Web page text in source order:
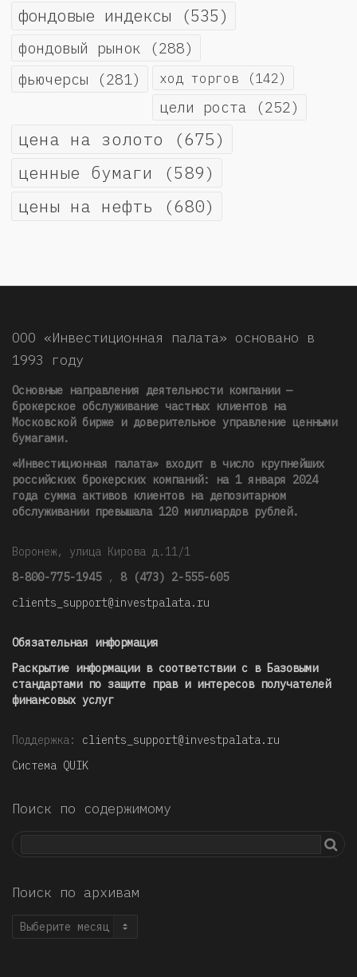
фондовые индексы (535)
фондовый рынок (288)
фьючерсы (281) ход торгов (142)
цели роста (252)
цена на золото (675)
ценные бумаги (589)
цены на нефть (680)
ООО «Инвестиционная палата» основано в
1993 году
Основные направления деятельности компании —
брокерское обслуживание частных клиентов на
Московской бирже и доверительное управление ценными
бумагами.
«Инвестиционная палата» входит в число крупнейших
российских брокерских компаний: на 1 января 2024
года сумма активов клиентов на депозитарном
обслуживании превышала 120 миллиардов рублей.
Воронеж, улица Кирова д.11/1
8-800-775-1945 , 8 (473) 2-555-605
clients_support@investpalata.ru
Обязательная информация
Раскрытие информации в соответствии с в Базовыми
стандартами по защите прав и интересов получателей
финансовых услуг
Поддержка: clients_support@investpalata.ru
Система QUIK
Поиск по содержимому
Поиск по архивам
Поиск